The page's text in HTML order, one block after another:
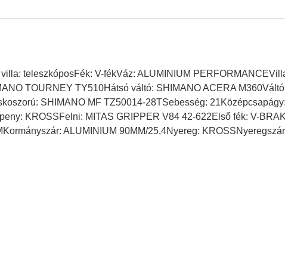
teleszkóposFék: V-fékVáz: ALUMINIUM
TOURNEY TY510Hátsó váltó: SHIMANO ACERA
SHIMANO MF TZ50014-28TSebesség:
KROSSFelni: MITAS GRIPPER V84 42-622Első fék: V-
ALUMINIUM 90MM/25,4Nyereg: